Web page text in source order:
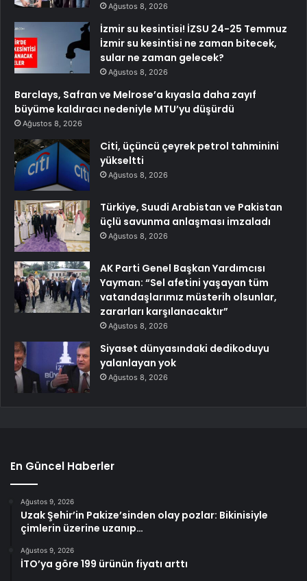
Ağustos 8, 2026
İzmir su kesintisi! İZSU 24-25 Temmuz
İzmir su kesintisi ne zaman bitecek,
sular ne zaman gelecek?
Ağustos 8, 2026
Barclays, Safran ve Melrose’a kıyasla daha zayıf
büyüme kaldıracı nedeniyle MTU’yu düşürdü
Ağustos 8, 2026
Citi, üçüncü çeyrek petrol tahminini
yükseltti
Ağustos 8, 2026
Türkiye, Suudi Arabistan ve Pakistan
üçlü savunma anlaşması imzaladı
Ağustos 8, 2026
AK Parti Genel Başkan Yardımcısı
Yayman: “Sel afetini yaşayan tüm
vatandaşlarımız müsterih olsunlar,
zararları karşılanacaktır”
Ağustos 8, 2026
Siyaset dünyasındaki dedikoduyu
yalanlayan yok
Ağustos 8, 2026
En Güncel Haberler
Ağustos 9, 2026
Uzak Şehir’in Pakize’sinden olay pozlar: Bikinisiyle
çimlerin üzerine uzanıp…
Ağustos 9, 2026
İTO’ya göre 199 ürünün fiyatı arttı